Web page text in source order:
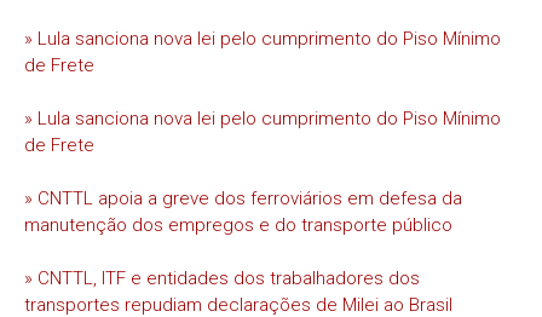
» Lula sanciona nova lei pelo cumprimento do Piso Mínimo
de Frete
» Lula sanciona nova lei pelo cumprimento do Piso Mínimo
de Frete
» CNTTL apoia a greve dos ferroviários em defesa da
manutenção dos empregos e do transporte público
» CNTTL, ITF e entidades dos trabalhadores dos
transportes repudiam declarações de Milei ao Brasil